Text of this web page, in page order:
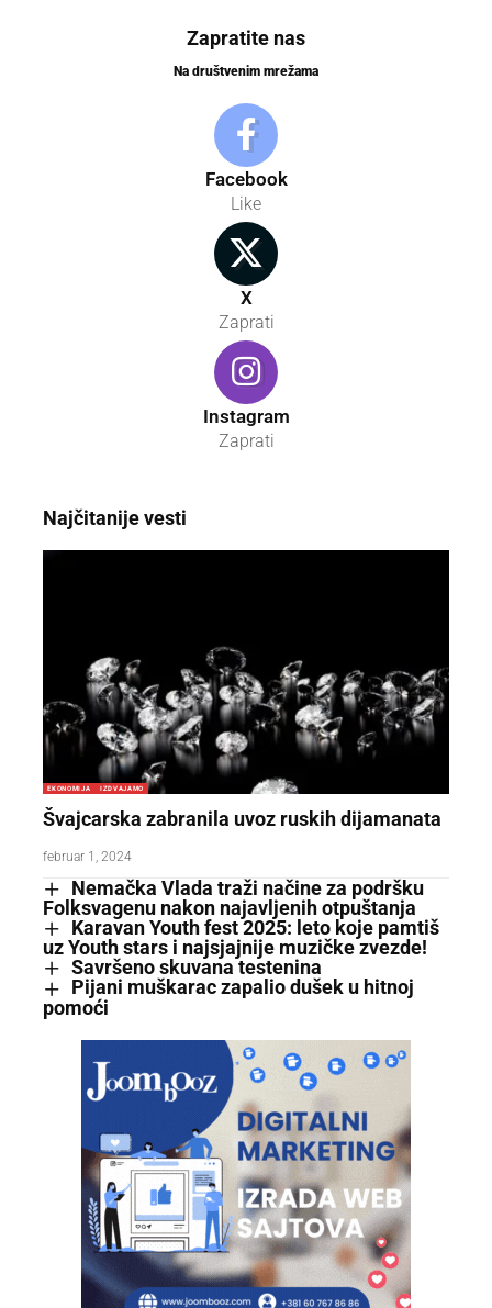
Zapratite nas
Na društvenim mrežama
Facebook
Like
X
Zaprati
Instagram
Zaprati
Najčitanije vesti
EKONOMIJA IZDVAJAMO
Švajcarska zabranila uvoz ruskih dijamanata
februar 1, 2024
Nemačka Vlada traži načine za podršku
Folksvagenu nakon najavljenih otpuštanja
Karavan Youth fest 2025: leto koje pamtiš
uz Youth stars i najsjajnije muzičke zvezde!
Savršeno skuvana testenina
Pijani muškarac zapalio dušek u hitnoj
pomoći